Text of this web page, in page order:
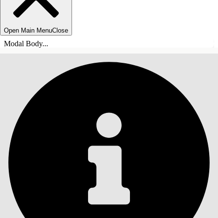
Open Main MenuClose
Modal Body...
Vis innholdsfortegnelse